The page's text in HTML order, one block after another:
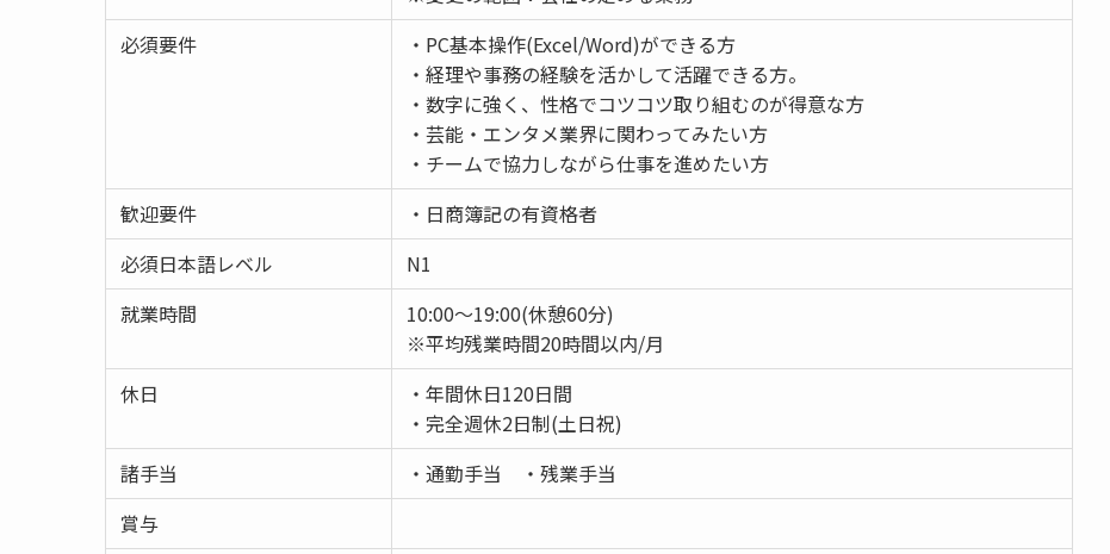
必須要件
・PC基本操作(Excel/Word)ができる方
・経理や事務の経験を活かして活躍できる方。
・数字に強く、性格でコツコツ取り組むのが得意な方
・芸能・エンタメ業界に関わってみたい方
・チームで協力しながら仕事を進めたい方
歓迎要件
・日商簿記の有資格者
必須日本語レベル
N1
就業時間
10:00〜19:00(休憩60分)
※平均残業時間20時間以内/月
休日
・年間休日120日間
・完全週休2日制(土日祝)
諸手当
・通勤手当 ・残業手当
賞与